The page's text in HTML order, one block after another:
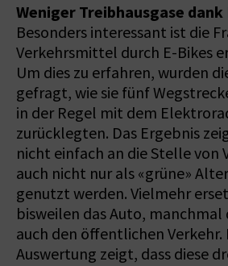
Weniger Treibhausgase dank
Besonders interessant ist die
Verkehrsmittel durch E-Bikes
Um dies zu erfahren, wurden
gefragt, wie sie fünf
in der Regel mit dem
zurücklegten. Das Ergebnis
nicht einfach an die Stelle von
auch nicht nur als «grüne»
genutzt werden. Vielmehr
bisweilen das Auto, manchmal
auch den öffentlichen Verkehr.
Auswertung zeigt, dass diese